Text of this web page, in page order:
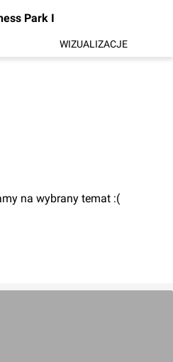
Park I
WIZUALIZACJE
na wybrany temat :(